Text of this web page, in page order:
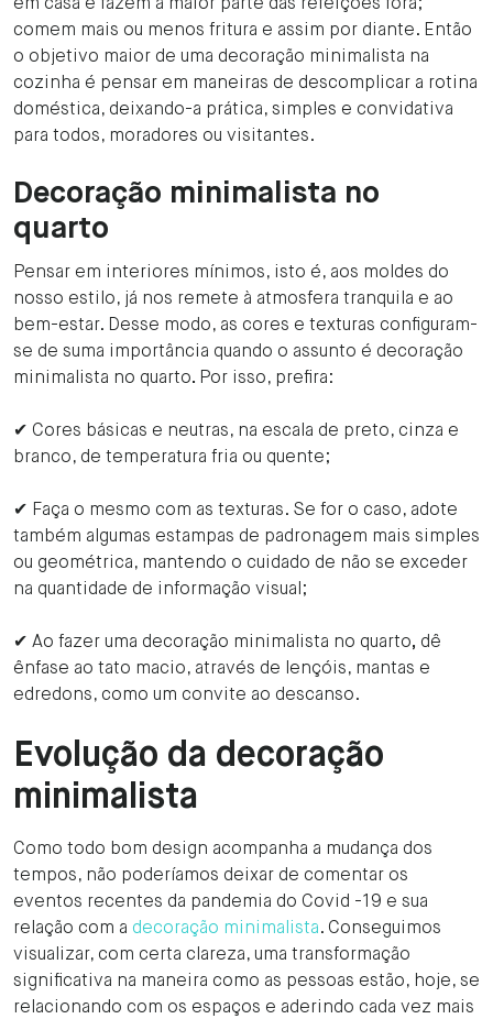
em casa e fazem a maior parte das refeições fora;
comem mais ou menos fritura e assim por diante. Então
o objetivo maior de uma decoração minimalista na
cozinha é pensar em maneiras de descomplicar a rotina
doméstica, deixando-a prática, simples e convidativa
para todos, moradores ou visitantes.
Decoração minimalista no
quarto
Pensar em interiores mínimos, isto é, aos moldes do
nosso estilo, já nos remete à atmosfera tranquila e ao
bem-estar. Desse modo, as cores e texturas configuram-
se de suma importância quando o assunto é decoração
minimalista no quarto. Por isso, prefira:
✔ Cores básicas e neutras, na escala de preto, cinza e
branco, de temperatura fria ou quente;
✔ Faça o mesmo com as texturas. Se for o caso, adote
também algumas estampas de padronagem mais simples
ou geométrica, mantendo o cuidado de não se exceder
na quantidade de informação visual;
✔ Ao fazer uma decoração minimalista no quarto, dê
ênfase ao tato macio, através de lençóis, mantas e
edredons, como um convite ao descanso.
Evolução da decoração
minimalista
Como todo bom design acompanha a mudança dos
tempos, não poderíamos deixar de comentar os
eventos recentes da pandemia do Covid -19 e sua
relação com a decoração minimalista. Conseguimos
visualizar, com certa clareza, uma transformação
significativa na maneira como as pessoas estão, hoje, se
relacionando com os espaços e aderindo cada vez mais